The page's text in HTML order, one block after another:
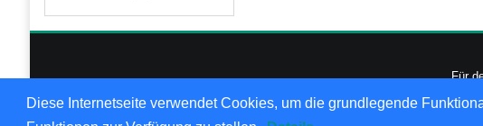
Diese Internetseite verwendet Cookies, um die grundlegende
Für
© 1999-2026
nu